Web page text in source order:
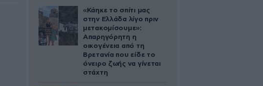
«Κάηκε το σπίτι μας
στην Ελλάδα λίγο πριν
μετακομίσουμε»:
Απαρηγόρητη η
οικογένεια από τη
Βρετανία που είδε το
όνειρο ζωής να γίνεται
στάχτη